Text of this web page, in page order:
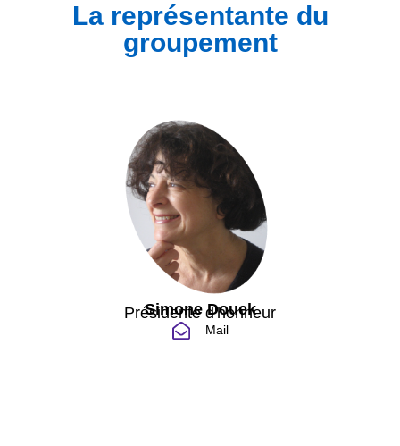
La représentante du
groupement
Simone Douek
Présidente d'honneur
Mail